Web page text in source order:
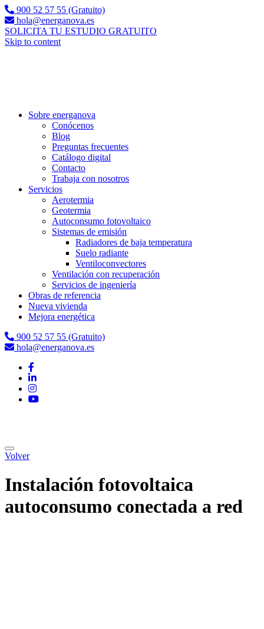
900 52 57 55 (Gratuito)
hola@energanova.es
SOLICITA TU ESTUDIO GRATUITO
Skip to content
Sobre energanova
Conócenos
Blog
Preguntas frecuentes
Catálogo digital
Contacto
Trabaja con nosotros
Servicios
Aerotermia
Geotermia
Autoconsumo fotovoltaico
Sistemas de emisión
Radiadores de baja temperatura
Suelo radiante
Ventiloconvectores
Ventilación con recuperación
Servicios de ingeniería
Obras de referencia
Nueva vivienda
Mejora energética
900 52 57 55 (Gratuito)
hola@energanova.es
Volver
Instalación fotovoltaica
autoconsumo conectada a red